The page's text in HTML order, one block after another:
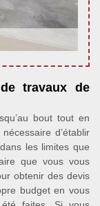
travaux de
bout tout en
d’établir
les limites que
que vous vous
obtenir des devis
budget en vous